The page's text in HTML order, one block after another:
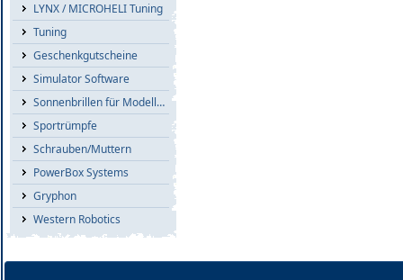
LYNX / MICROHELI Tuning
Tuning
Geschenkgutscheine
Simulator Software
Sonnenbrillen für Modellflieger
Sportrümpfe
Schrauben/Muttern
PowerBox Systems
Gryphon
Western Robotics